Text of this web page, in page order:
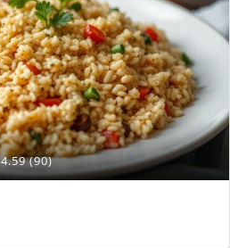
4.59 (90)